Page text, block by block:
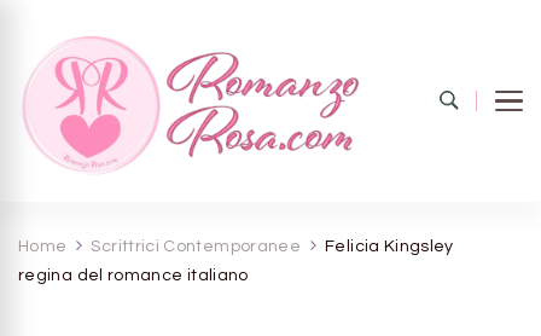
Romanzo
Home Scrittrici Contemporanee
Felicia Kingsley
regina del romance italiano